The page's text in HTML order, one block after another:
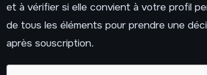
et à vérifier si elle convient à votre profil
de tous les éléments pour prendre une
après souscription.